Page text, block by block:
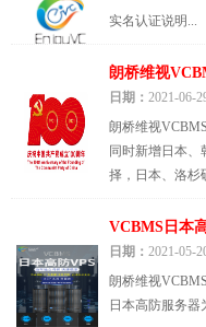
实名认证说明...
朗桥维视
日期： 2021-06-
朗桥维视
同时新增日本
择，日本、洛杉
VCBMS日本
日期： 2021-05-
朗桥维视
日本高防服务器